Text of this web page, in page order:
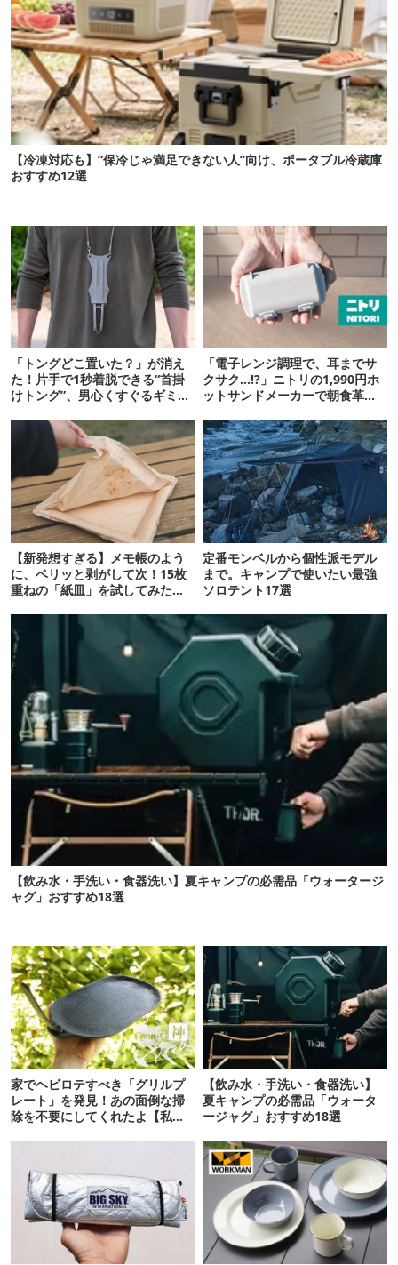
【冷凍対応も】“保冷じゃ満足できない人”向け、ポータブル冷蔵庫
おすすめ12選
「トングどこ置いた？」が消え
た！片手で1秒着脱できる“首掛
けトング”、男心くすぐるギミッ
「電子レンジ調理で、耳までサ
クサク…!?」ニトリの1,990円ホ
ットサンドメーカーで朝食革命
【新発想すぎる】メモ帳のよう
に、ベリッと剥がして次！15枚
重ねの「紙皿」を試してみた
定番モンベルから個性派モデル
まで。キャンプで使いたい最強
ソロテント17選
【飲み水・手洗い・食器洗い】夏キャンプの必需品「ウォータージ
ャグ」おすすめ18選
家でヘビロテすべき「グリルプ
レート」を発見！あの面倒な掃
除を不要にしてくれたよ【私的
【飲み水・手洗い・食器洗い】
夏キャンプの必需品「ウォータ
ージャグ」おすすめ18選